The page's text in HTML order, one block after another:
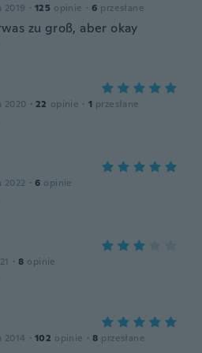
2019 · 125 opinie · 6 przesłane
zu groß, aber okay
2020 · 22 opinie · 1 przesłane
2022 · 6 opinie
· 8 opinie
2014 · 102 opinie · 8 przesłane